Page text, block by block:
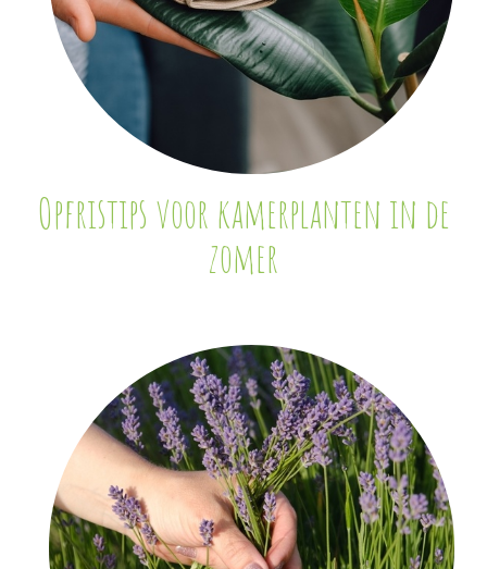
Opfristips voor kamerplanten in de
zomer